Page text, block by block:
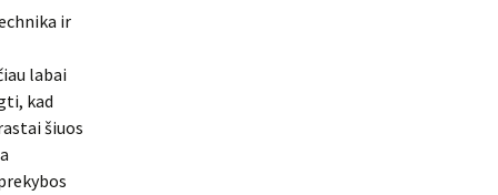
ir
labai
kad
šiuos